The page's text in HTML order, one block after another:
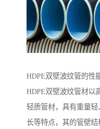
HDPE双壁波纹管的性
HDPE双壁波纹管材以
轻质管材，具有重量
长等特点，其的管壁